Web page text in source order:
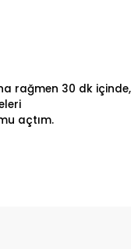
rağmen 30 dk içinde,
açtım.